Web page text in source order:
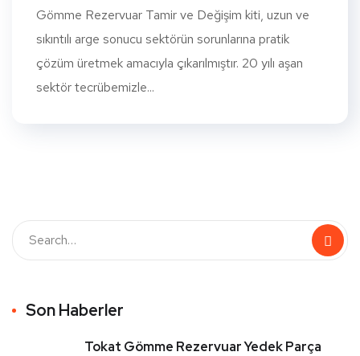
Gömme Rezervuar Tamir ve Değişim kiti, uzun ve
sıkıntılı arge sonucu sektörün sorunlarına pratik
çözüm üretmek amacıyla çıkarılmıştır. 20 yılı aşan
sektör tecrübemizle...
Son Haberler
Tokat Gömme Rezervuar Yedek Parça